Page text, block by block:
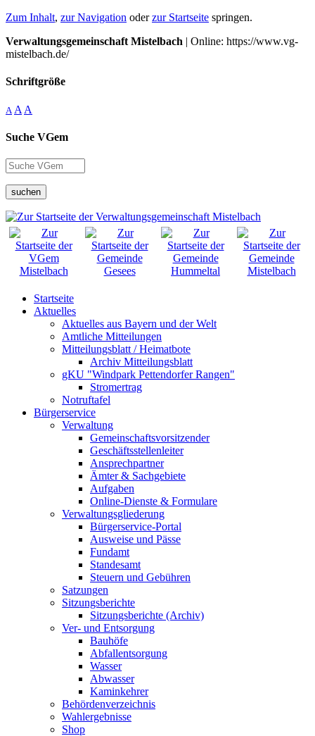
Zum Inhalt, zur Navigation oderzur Startseite springen.
Verwaltungsgemeinschaft Mistelbach | Online: https://www.vg-
mistelbach.de/
Schriftgröße
A A A
Suche VGem
suchen
Startseite
Aktuelles
Aktuelles aus Bayern und der Welt
Amtliche Mitteilungen
Mitteilungsblatt / Heimatbote
Archiv Mitteilungsblatt
gKU "Windpark Pettendorfer Rangen"
Stromertrag
Notruftafel
Bürgerservice
Verwaltung
Gemeinschaftsvorsitzender
Geschäftsstellenleiter
Ansprechpartner
Ämter & Sachgebiete
Aufgaben
Online-Dienste & Formulare
Verwaltungsgliederung
Bürgerservice-Portal
Ausweise und Pässe
Fundamt
Standesamt
Steuern und Gebühren
Satzungen
Sitzungsberichte
Sitzungsberichte (Archiv)
Ver- und Entsorgung
Bauhöfe
Abfallentsorgung
Wasser
Abwasser
Kaminkehrer
Behördenverzeichnis
Wahlergebnisse
Shop